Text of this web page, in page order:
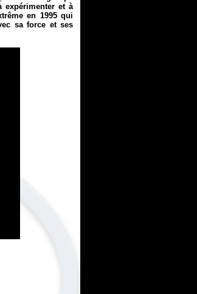
et à
en 1995 qui
sa force et ses